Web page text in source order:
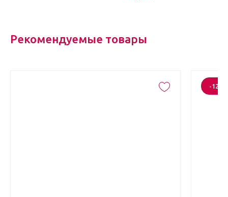
Рекомендуемые товары
-12%